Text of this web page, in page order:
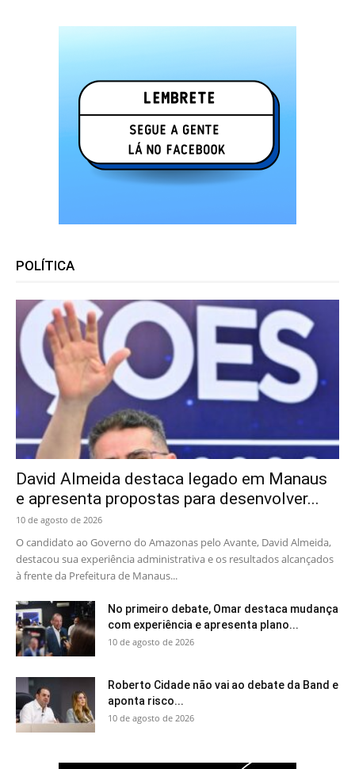
POLÍTICA
David Almeida destaca legado em Manaus
e apresenta propostas para desenvolver...
10 de agosto de 2026
O candidato ao Governo do Amazonas pelo Avante, David Almeida,
destacou sua experiência administrativa e os resultados alcançados
à frente da Prefeitura de Manaus...
No primeiro debate, Omar destaca mudança
com experiência e apresenta plano...
10 de agosto de 2026
Roberto Cidade não vai ao debate da Band e
aponta risco...
10 de agosto de 2026